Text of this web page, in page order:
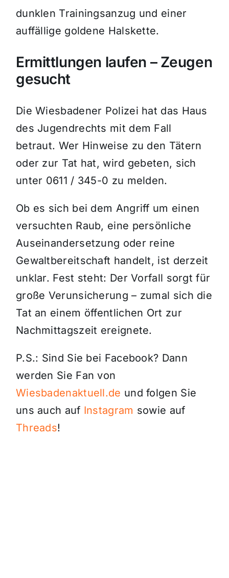
dunklen Trainingsanzug und einer
auffällige goldene Halskette.
Ermittlungen laufen – Zeugen
gesucht
Die Wiesbadener Polizei hat das Haus
des Jugendrechts mit dem Fall
betraut. Wer Hinweise zu den Tätern
oder zur Tat hat, wird gebeten, sich
unter 0611 / 345-0 zu melden.
Ob es sich bei dem Angriff um einen
versuchten Raub, eine persönliche
Auseinandersetzung oder reine
Gewaltbereitschaft handelt, ist derzeit
unklar. Fest steht: Der Vorfall sorgt für
große Verunsicherung – zumal sich die
Tat an einem öffentlichen Ort zur
Nachmittagszeit ereignete.
P.S.: Sind Sie bei Facebook? Dann
werden Sie Fan von
Wiesbadenaktuell.de und folgen Sie
uns auch auf Instagram sowie auf
Threads!